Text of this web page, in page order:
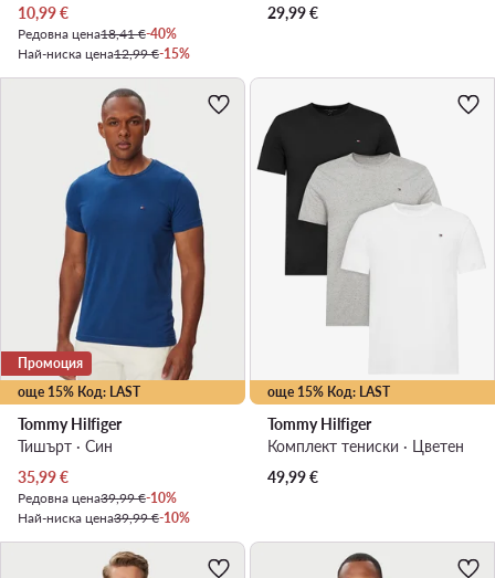
Актуална цена
10,99€
Редовна цена18,41 €-40%
Най-ниска цена12,99 €-15%
29,99€
още 15% Код: LAST
Промоция
Tommy Hilfiger
Тишърт · Син
Актуална цена
35,99€
Редовна цена39,99 €-10%
Най-ниска цена39,99 €-10%
още 15% Код: LAST
Tommy Hilfiger
Комплект тениски · Цветен
49,99€